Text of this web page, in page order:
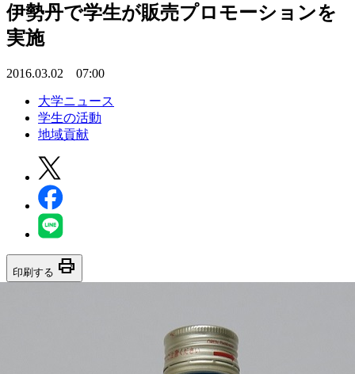
伊勢丹で学生が販売プロモーションを
実施
2016.03.02 07:00
大学ニュース
学生の活動
地域貢献
印刷する print